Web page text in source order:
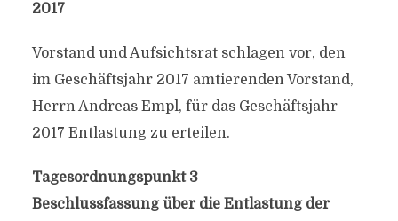
2017
Vorstand und Aufsichtsrat schlagen vor, den
im Geschäftsjahr 2017 amtierenden Vorstand,
Herrn Andreas Empl, für das Geschäftsjahr
2017 Entlastung zu erteilen.
Tagesordnungspunkt 3
Beschlussfassung über die Entlastung der